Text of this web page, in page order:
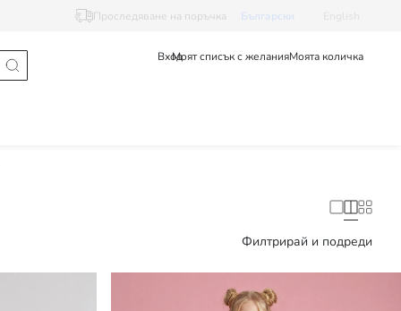
Проследяване на поръчка Български
ВходМоят списък с желанияМоята количка
Филтрирай и подреди